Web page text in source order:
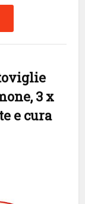
3 x
e cura